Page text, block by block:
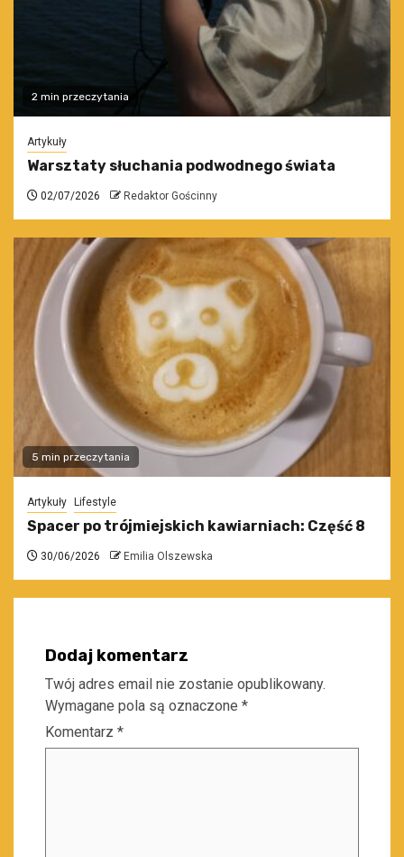
2 min przeczytania
Artykuły
Warsztaty słuchania podwodnego świata
02/07/2026 Redaktor Gościnny
5 min przeczytania
Artykuły Lifestyle
Spacer po trójmiejskich kawiarniach: Część 8
30/06/2026 Emilia Olszewska
Dodaj komentarz
Twój adres email nie zostanie opublikowany.
Wymagane pola są oznaczone *
Komentarz *